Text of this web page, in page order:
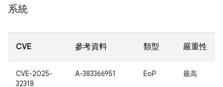
系統
CVE 參考資料 類型 嚴重性
CVE-2025-
32318
A-383366951 EoP 最高